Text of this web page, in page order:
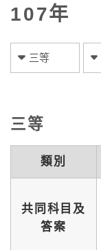
107年
三等
三等
類別
共同科目及
答案